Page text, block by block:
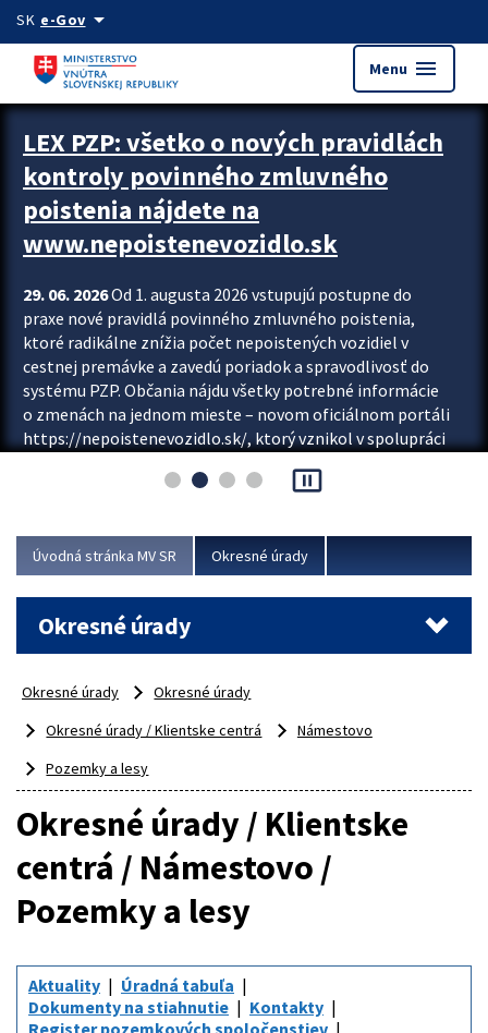
Preskocit na hlavný obsah
SK e-Govarrow_drop_down
Menu menu
Zastavit automatický posun upútavok
LEX PZP: všetko o nových pravidlách
kontroly povinného zmluvného
poistenia nájdete na
www.nepoistenevozidlo.sk
29. 06. 2026Od 1. augusta 2026 vstupujú postupne do
praxe nové pravidlá povinného zmluvného poistenia,
ktoré radikálne znížia počet nepoistených vozidiel v
cestnej premávke a zavedú poriadok a spravodlivosť do
systému PZP. Občania nájdu všetky potrebné informácie
o zmenách na jednom mieste – novom oficiálnom portáli
https://nepoistenevozidlo.sk/, ktorý vznikol v spolupráci
asociácie poisťovní (SLASPO) a Ministerstva vnútra SR.
Viac
pause_presentation
Úvodná stránka MV SR Okresné úrady
Okresné úrady
Okresné úrady
Okresné úrady
Okresné úrady / Klientske centrá
Námestovo
Pozemky a lesy
Okresné úrady / Klientske
centrá / Námestovo /
Pozemky a lesy
Aktuality
Úradná tabuľa
Dokumenty na stiahnutie
Kontakty